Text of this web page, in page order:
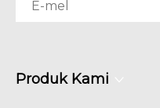
Produk Kami